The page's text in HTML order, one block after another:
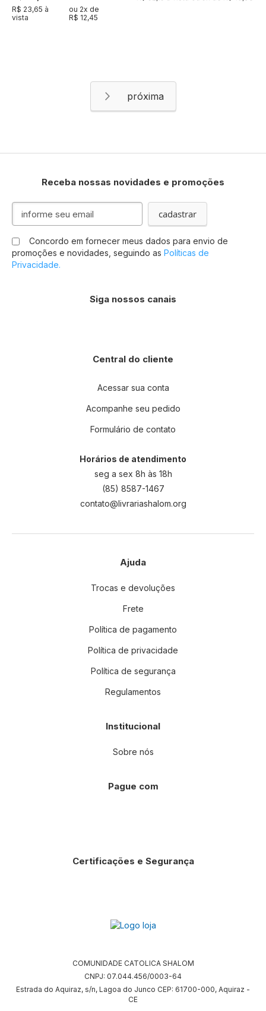
R$ 23,65 à
vista
ou 2x de
R$ 12,45
Página
Próximo
Receba nossas novidades e promoções
Inscreva-
nossa
Newsletter:
cadastrar
Concordo em fornecer meus dados para envio de
promoções e novidades, seguindo as Políticas de
Privacidade.
Siga nossos canais
Central do cliente
Acessar sua conta
Acompanhe seu pedido
Formulário de contato
Horários de atendimento
seg a sex 8h às 18h
(85) 8587-1467
contato@livrariashalom.org
Ajuda
Trocas e devoluções
Frete
Política de pagamento
Política de privacidade
Política de segurança
Regulamentos
Institucional
Sobre nós
Pague com
Certificações e Segurança
COMUNIDADE CATOLICA SHALOM
CNPJ: 07.044.456/0003-64
Estrada do Aquiraz, s/n, Lagoa do Junco CEP: 61700-000, Aquiraz -
CE